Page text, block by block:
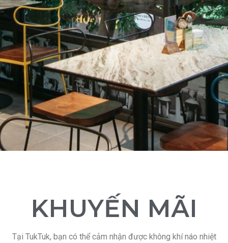
KHUYẾN MÃI
Tại TukTuk, bạn có thể cảm nhận được không khí náo nhiệt